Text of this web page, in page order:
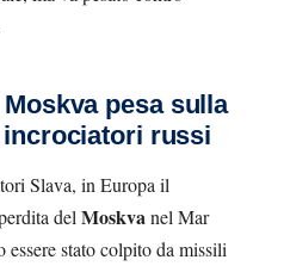
pesa sulla
russi
Slava, in Europa il
del Moskvanel Mar
essere stato colpito da missili